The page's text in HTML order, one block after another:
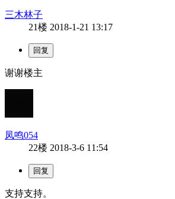
三木林子
21楼 2018-1-21 13:17
谢谢楼主
凤鸣054
22楼 2018-3-6 11:54
支持支持。